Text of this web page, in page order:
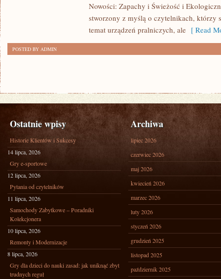
Nowości: Zapachy i Świeżość i
stworzony z myślą o czytelnikach, którzy
temat urządzeń pralniczych, ale [ Read
POSTED BY ADMIN
Ostatnie wpisy
Historie Klientów i Sukcesy
14 lipca, 2026
Gry e-sportowe
12 lipca, 2026
Pytania od czytelników
11 lipca, 2026
Samochody Zabytkowe – Poradniki
Kolekcjonera
10 lipca, 2026
Remonty i Modernizacje
8 lipca, 2026
Gry dla dzieci do nauki zasad: jak uniknąć zbyt
trudnych reguł
Archiwa
lipiec 2026
czerwiec 2026
maj 2026
kwiecień 2026
marzec 2026
luty 2026
styczeń 2026
grudzień 2025
listopad 2025
październik 2025